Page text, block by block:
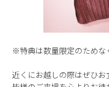
※特典は数量限定のためな
近くにお越しの際はぜひお